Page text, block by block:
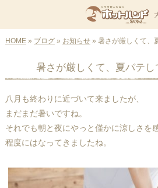
MENU
コンセプト
スタッフ紹介
店舗情報
HOME» ブログ» お知らせ» 暑さが厳しくて、
暑さが厳しくて、夏バテし
八月も終わりに近づいて来ましたが、
まだまだ暑いですね。
それでも朝と夜にやっと僅かに涼しさを
程度にはなってきましたね。